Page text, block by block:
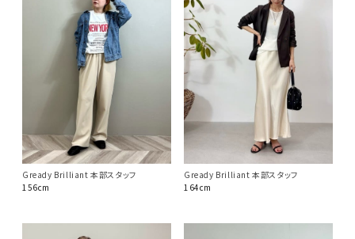
Gready Brilliant 本部スタッフ
156cm
Gready Brilliant 本部スタッフ
164cm